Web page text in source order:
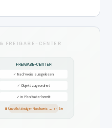
FREIGABE-CENTER
FREIGABE-CENTER
✓ Nachweis ausgelesen
✓ Objekt zugeordnet
✓ In PlanRadar bereit
⏸ Unvollständiger Nachweis → an Sie